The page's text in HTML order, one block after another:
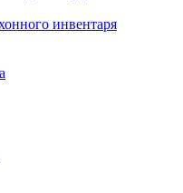
инвентаря